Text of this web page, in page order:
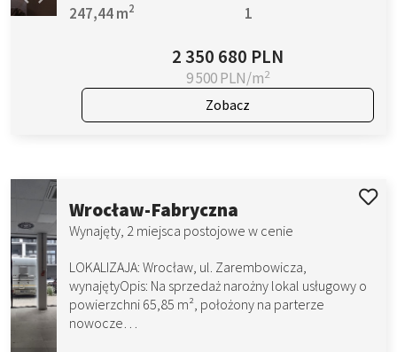
247,44 m2
1
2 350 680 PLN
9 500 PLN/m2
Zobacz
Wrocław-Fabryczna
Wynajęty, 2 miejsca postojowe w cenie
LOKALIZAJA: Wrocław, ul. Zarembowicza,
wynajętyOpis: Na sprzedaż narożny lokal usługowy o
powierzchni 65,85 m², położony na parterze
nowocze…